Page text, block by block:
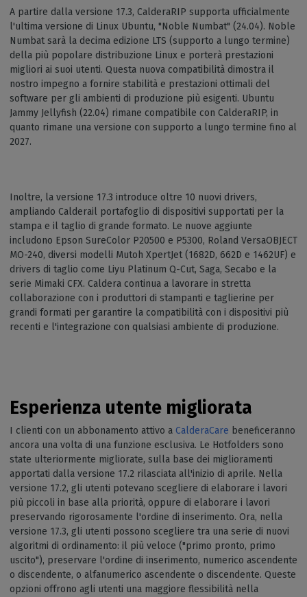
A partire dalla versione 17.3, CalderaRIP supporta ufficialmente
l'ultima versione di Linux Ubuntu, "Noble Numbat" (24.04). Noble
Numbat sarà la decima edizione LTS (supporto a lungo termine)
della più popolare distribuzione Linux e porterà prestazioni
migliori ai suoi utenti. Questa nuova compatibilità dimostra il
nostro impegno a fornire stabilità e prestazioni ottimali del
software per gli ambienti di produzione più esigenti. Ubuntu
Jammy Jellyfish (22.04) rimane compatibile con CalderaRIP, in
quanto rimane una versione con supporto a lungo termine fino al
2027.
Inoltre, la versione 17.3 introduce oltre 10 nuovi drivers,
ampliando Calderail portafoglio di dispositivi supportati per la
stampa e il taglio di grande formato. Le nuove aggiunte
includono Epson SureColor P20500 e P5300, Roland VersaOBJECT
MO-240, diversi modelli Mutoh XpertJet (1682D, 662D e 1462UF) e
drivers di taglio come Liyu Platinum Q-Cut, Saga, Secabo e la
serie Mimaki CFX. Caldera continua a lavorare in stretta
collaborazione con i produttori di stampanti e taglierine per
grandi formati per garantire la compatibilità con i dispositivi più
recenti e l'integrazione con qualsiasi ambiente di produzione.
Esperienza utente migliorata
I clienti con un abbonamento attivo a CalderaCare beneficeranno
ancora una volta di una funzione esclusiva. Le Hotfolders sono
state ulteriormente migliorate, sulla base dei miglioramenti
apportati dalla versione 17.2 rilasciata all'inizio di aprile. Nella
versione 17.2, gli utenti potevano scegliere di elaborare i lavori
più piccoli in base alla priorità, oppure di elaborare i lavori
preservando rigorosamente l'ordine di inserimento. Ora, nella
versione 17.3, gli utenti possono scegliere tra una serie di nuovi
algoritmi di ordinamento: il più veloce ("primo pronto, primo
uscito"), preservare l'ordine di inserimento, numerico ascendente
o discendente, o alfanumerico ascendente o discendente. Queste
opzioni offrono agli utenti una maggiore flessibilità nella